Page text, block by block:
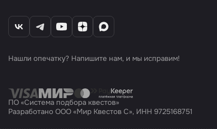
Нашли опечатку? Напишите нам, и мы исправим!
ПО «Система подбора квестов»
Разработано ООО «Мир Квестов С», ИНН 9725168751